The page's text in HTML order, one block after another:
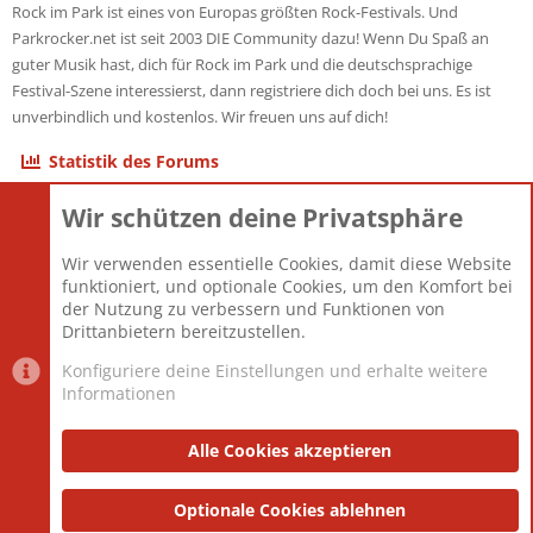
Rock im Park ist eines von Europas größten Rock-Festivals. Und
Parkrocker.net ist seit 2003 DIE Community dazu! Wenn Du Spaß an
guter Musik hast, dich für Rock im Park und die deutschsprachige
Festival-Szene interessierst, dann registriere dich doch bei uns. Es ist
unverbindlich und kostenlos. Wir freuen uns auf dich!
Statistik des Forums
Themen
Mitglieder
12.427
Neuestes Mitglied
Berlin
Datenschutzerklärung Impressum
Community platform by XenForo® © 2010-2025 XenForo Ltd.
Wir schützen deine Privatsphäre
Wir verwenden essentielle Cookies, damit diese Website
funktioniert, und optionale Cookies, um den Komfort bei
der Nutzung zu verbessern und Funktionen von
Drittanbietern bereitzustellen.
Konfiguriere deine Einstellungen und erhalte weitere
Informationen
Alle Cookies akzeptieren
Optionale Cookies ablehnen